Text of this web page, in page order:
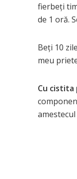
fierbeți
de 1 oră.
Beți 10
meu
Cu